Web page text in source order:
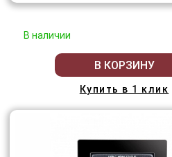
В наличии
В КОРЗИНУ
Купить в 1 клик